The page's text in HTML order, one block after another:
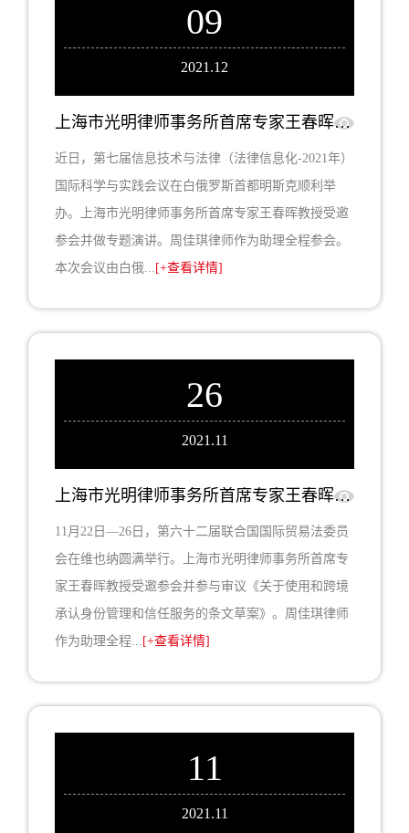
09
2021.12
上海市光明律师事务所首席专家王春晖教授受邀参加第七届信息技术与法律国际科学与实践会议并作专题演讲
近日，第七届信息技术与法律（法律信息化-2021年）
国际科学与实践会议在白俄罗斯首都明斯克顺利举
办。上海市光明律师事务所首席专家王春晖教授受邀
参会并做专题演讲。周佳琪律师作为助理全程参会。
本次会议由白俄... [+查看详情]
26
2021.11
上海市光明律师事务所首席专家王春晖教授受邀参加第六十二届联合国国际贸易法委员会并参与审议相关条文草案
11月22日—26日，第六十二届联合国国际贸易法委员
会在维也纳圆满举行。上海市光明律师事务所首席专
家王春晖教授受邀参会并参与审议《关于使用和跨境
承认身份管理和信任服务的条文草案》。周佳琪律师
作为助理全程... [+查看详情]
11
2021.11